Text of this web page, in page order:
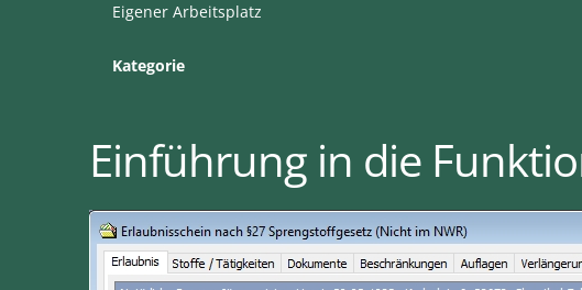
Eigener Arbeitsplatz
Kategorie
Einführung in die